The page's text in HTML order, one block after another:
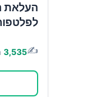
העלאת
✍️
3,535